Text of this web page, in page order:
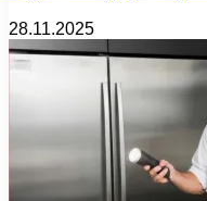
28.11.2025